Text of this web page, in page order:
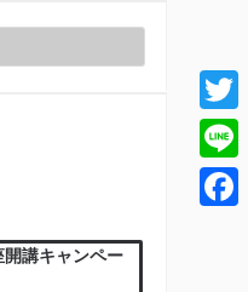
開講キャンペー
Line